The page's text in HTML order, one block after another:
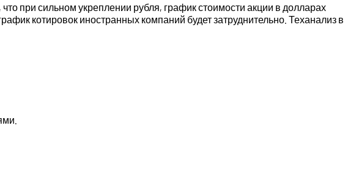
при сильном укреплении рубля, график стоимости акции в долларах
котировок иностранных компаний будет затруднительно. Теханализ в